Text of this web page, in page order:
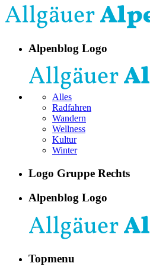
Alpenblog Logo
Alles
Radfahren
Wandern
Wellness
Kultur
Winter
Logo Gruppe Rechts
Alpenblog Logo
Topmenu